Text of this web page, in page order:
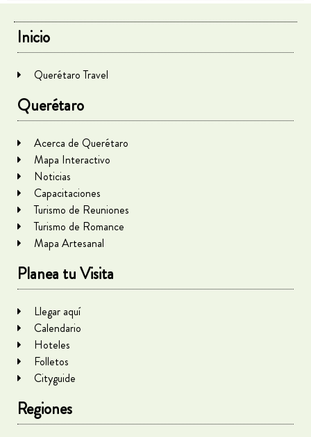
Inicio
Querétaro Travel
Querétaro
Acerca de Querétaro
Mapa Interactivo
Noticias
Capacitaciones
Turismo de Reuniones
Turismo de Romance
Mapa Artesanal
Planea tu Visita
Llegar aquí
Calendario
Hoteles
Folletos
Cityguide
Regiones